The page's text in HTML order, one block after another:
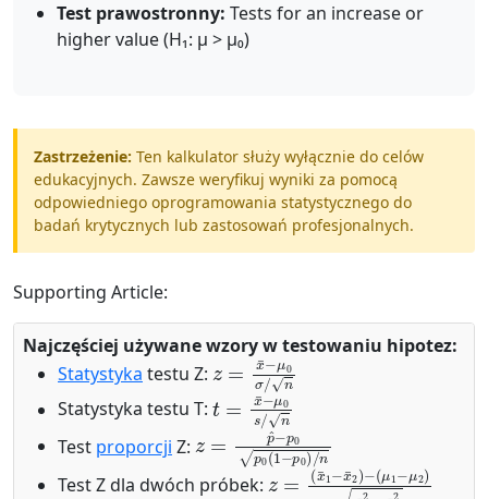
Test prawostronny: Tests for an increase or
higher value (H₁: μ > μ₀)
Zastrzeżenie: Ten kalkulator służy wyłącznie do celów
edukacyjnych. Zawsze weryfikuj wyniki za pomocą
odpowiedniego oprogramowania statystycznego do
badań krytycznych lub zastosowań profesjonalnych.
Supporting Article:
Najczęściej używane wzory w testowaniu hipotez:
Statystyka testu Z:
z=x¯−μ0σ/n
Statystyka testu T:
−μ0
Test proporcji Z:
−p0p0
Test Z dla dwóch próbek:
z=(x¯1−x¯2)−
(μ1−μ2)σ12n1+σ